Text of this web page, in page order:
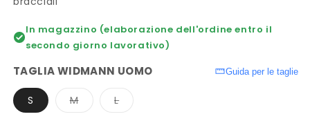
In magazzino (elaborazione dell'ordine entro il
secondo giorno lavorativo)
TAGLIA WIDMANN UOMO Guida per le taglie
S MVariante
LVariante